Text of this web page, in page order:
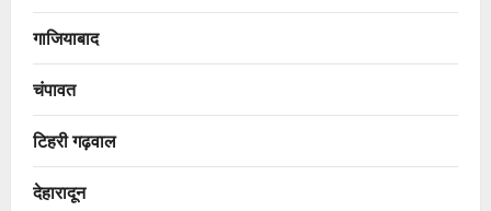
गाजियाबाद
चंपावत
टिहरी गढ़वाल
देहारादून